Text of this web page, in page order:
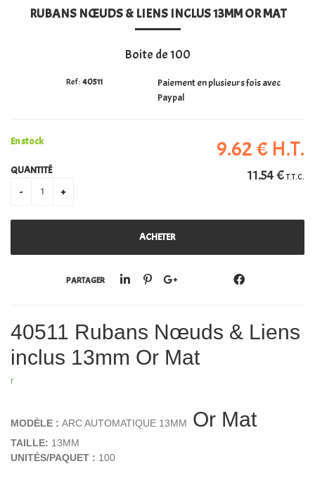
RUBANS NŒUDS & LIENS INCLUS 13MM OR MAT
Boite de 100
Paiement en plusieurs fois avec
Paypal
40511
9.62€ H.T.
11.54€T.T.C.
En stock
QUANTITÉ
PARTAGER
40511 Rubans Nœuds & Liens
inclus 13mm Or Mat
r
MODÈLE : ARC AUTOMATIQUE 13MM Or Mat
TAILLE: 13MM
UNITÉS/PAQUET : 100